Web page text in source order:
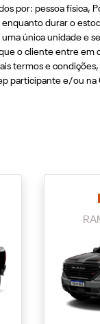
por: pessoa fí­sica,
durar o
única unidade e
o cliente entre
termos e
participante e/ou